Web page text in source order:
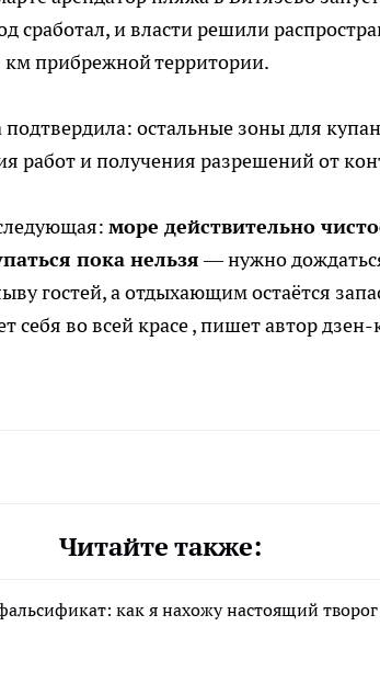
сработал, и власти решили
прибрежной территории.
остальные зоны для
работ и получения разрешений от
море действительно
пока нельзя— нужно
гостей, а отдыхающим остаётся
себя во всей красе, пишет автор дзен-
Читайте также:
как я нахожу настоящий творог